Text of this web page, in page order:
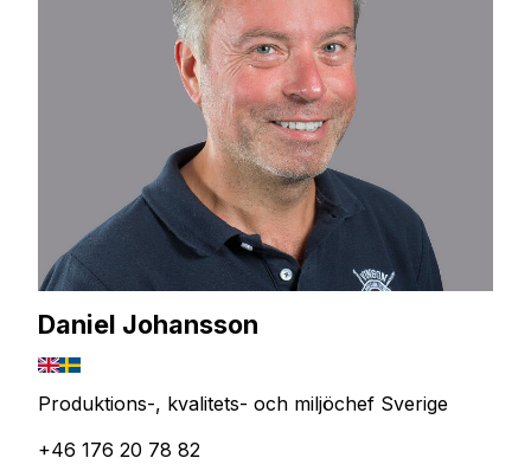
Daniel Johansson
Produktions-, kvalitets- och miljöchef Sverige
+46 176 20 78 82